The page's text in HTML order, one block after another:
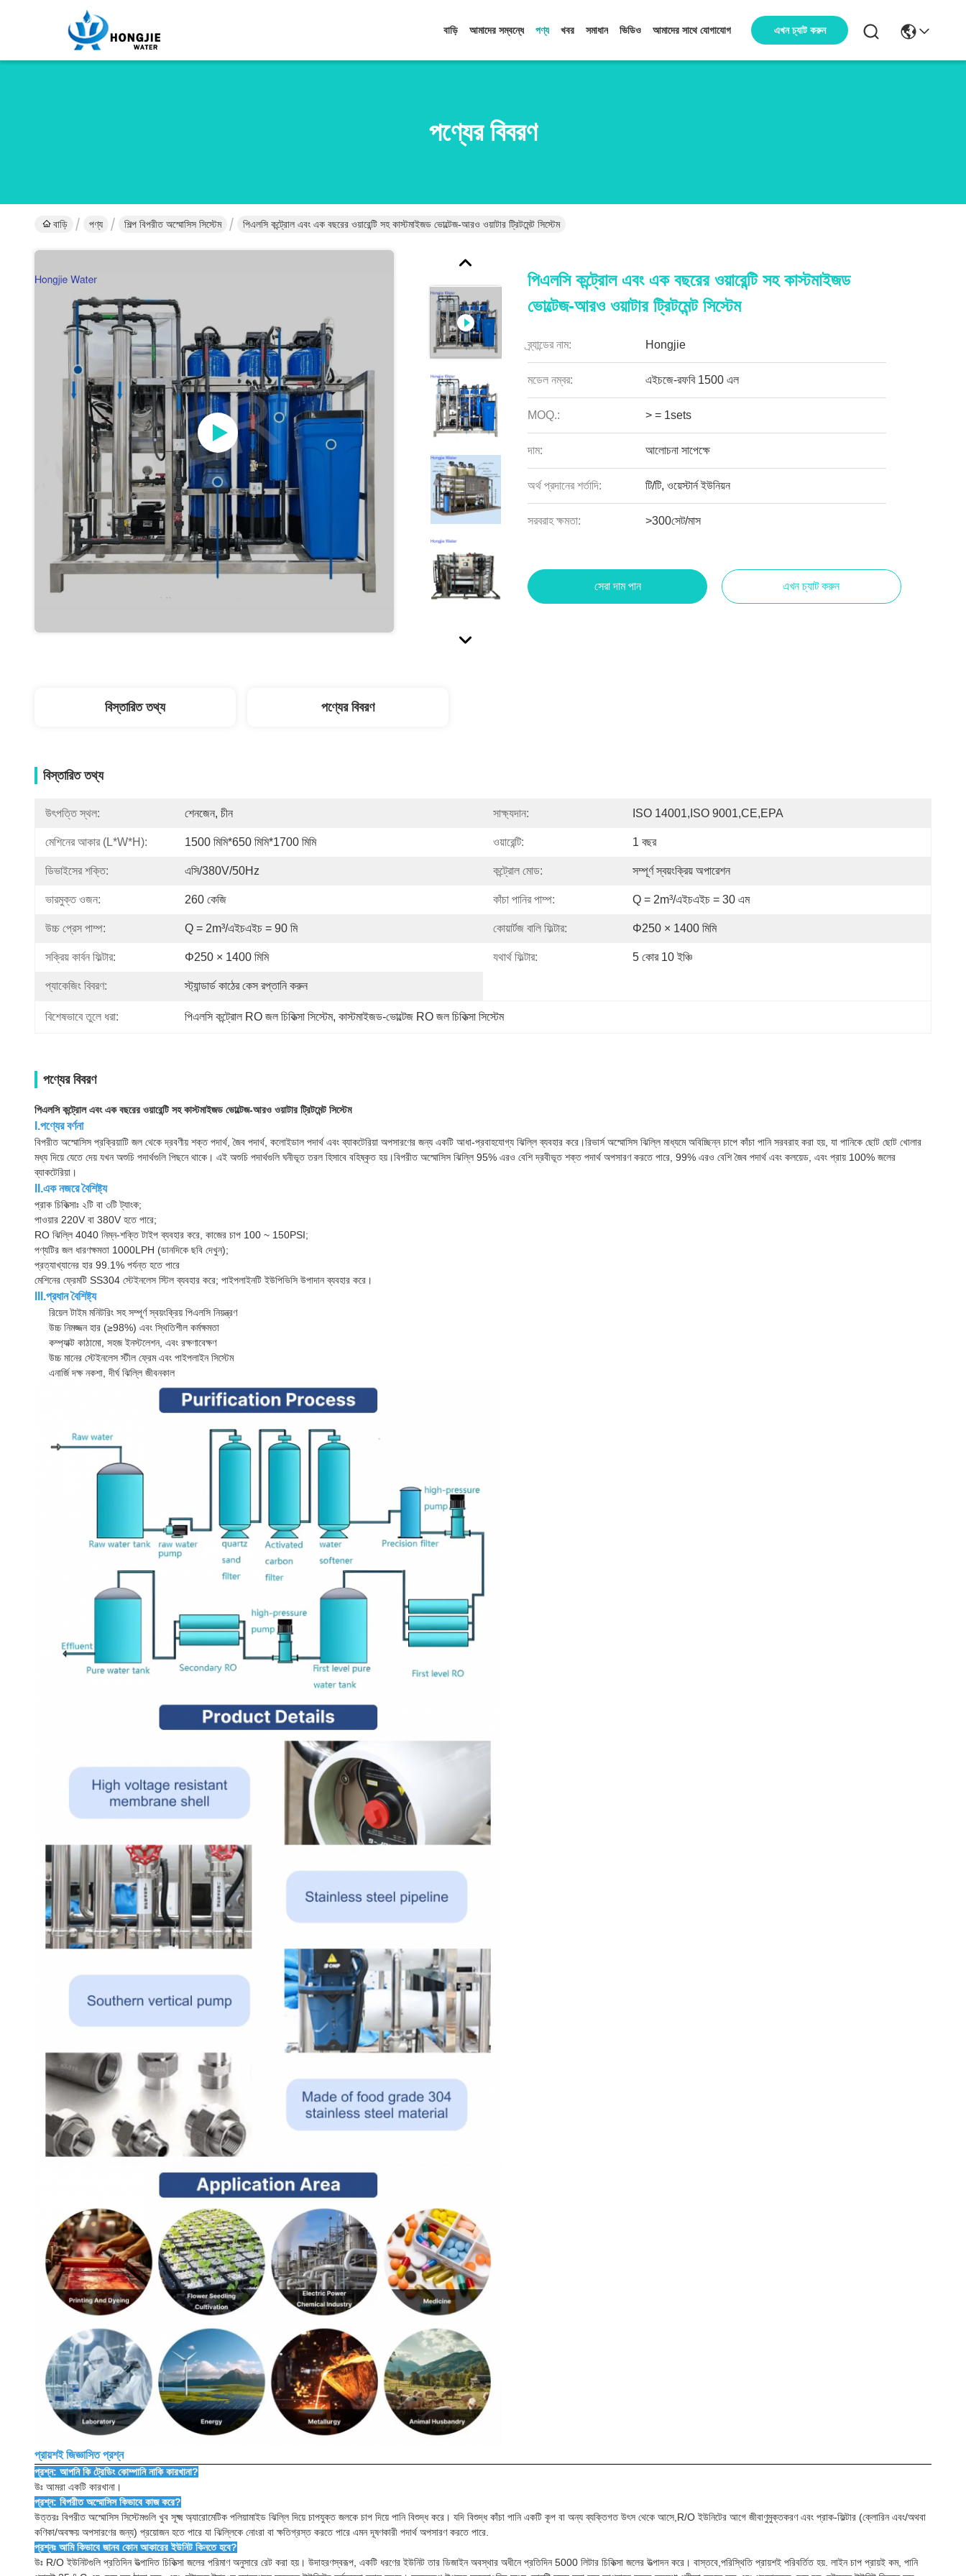
বাড়ি আমাদের সম্বন্ধে পণ্য খবর সমাধান ভিডিও আমাদের সাথে যোগাযোগ এখন চ্যাট করুন
পণ্যের বিবরণ
বাড়ি পণ্য শিল্প বিপরীত অস্মোসিস সিস্টেম পিএলসি কন্ট্রোল এবং এক বছরের ওয়ারেন্টি সহ কাস্টমাইজড ভোল্টেজ-আরও ওয়াটার ট্রিটমেন্ট সিস্টেম
পিএলসি কন্ট্রোল এবং এক বছরের ওয়ারেন্টি সহ কাস্টমাইজড
ভোল্টেজ-আরও ওয়াটার ট্রিটমেন্ট সিস্টেম
ব্র্যান্ডের নাম: Hongjie
মডেল নম্বর: এইচজে-রফবি 1500 এল
MOQ.: > = 1sets
দাম: আলোচনা সাপেক্ষে
অর্থ প্রদানের শর্তাদি: টি/টি, ওয়েস্টার্ন ইউনিয়ন
সরবরাহ ক্ষমতা: >300সেট/মাস
সেরা দাম পান এখন চ্যাট করুন
বিস্তারিত তথ্য পণ্যের বিবরণ
বিস্তারিত তথ্য
উৎপত্তি স্থল: শেনজেন, চীন সাক্ষ্যদান: ISO 14001,ISO 9001,CE,EPA
মেশিনের আকার (L*W*H): 1500 মিমি*650 মিমি*1700 মিমি ওয়ারেন্টি: 1 বছর
ডিভাইসের শক্তি: এসি/380V/50Hz কন্ট্রোল মোড: সম্পূর্ণ স্বয়ংক্রিয় অপারেশন
ভারমুক্ত ওজন: 260 কেজি কাঁচা পানির পাম্প: Q = 2m³/এইচএইচ = 30 এম
উচ্চ প্রেস পাম্প: Q = 2m³/এইচএইচ = 90 মি কোয়ার্টজ বালি ফিল্টার: Φ250 × 1400 মিমি
সক্রিয় কার্বন ফিল্টার: Φ250 × 1400 মিমি যথার্থ ফিল্টার: 5 কোর 10 ইঞ্চি
প্যাকেজিং বিবরণ: স্ট্যান্ডার্ড কাঠের কেস রপ্তানি করুন
বিশেষভাবে তুলে ধরা: পিএলসি কন্ট্রোল RO জল চিকিত্সা সিস্টেম, কাস্টমাইজড-ভোল্টেজ RO জল চিকিত্সা সিস্টেম
পণ্যের বিবরণ
পিএলসি কন্ট্রোল এবং এক বছরের ওয়ারেন্টি সহ কাস্টমাইজড ভোল্টেজ-আরও ওয়াটার ট্রিটমেন্ট সিস্টেম
I.পণ্যের বর্ণনা
বিপরীত অস্মোসিস প্রক্রিয়াটি জল থেকে দ্রবণীয় শক্ত পদার্থ, জৈব পদার্থ, কলোইডাল পদার্থ এবং ব্যাকটেরিয়া অপসারণের জন্য একটি আধা-প্রবাহযোগ্য ঝিল্লি ব্যবহার করে।রিভার্স অস্মোসিস ঝিল্লি মাধ্যমে অবিচ্ছিন্ন চাপে কাঁচা পানি সরবরাহ করা হয়, যা পানিকে ছোট ছোট খোলার
মধ্য দিয়ে যেতে দেয় যখন অশুচি পদার্থগুলি পিছনে থাকে। এই অশুচি পদার্থগুলি ঘনীভূত তরল হিসাবে বহিষ্কৃত হয়।বিপরীত অস্মোসিস ঝিল্লি 95% এরও বেশি দ্রবীভূত শক্ত পদার্থ অপসারণ করতে পারে, 99% এরও বেশি জৈব পদার্থ এবং কলয়েড, এবং প্রায় 100% জলের
ব্যাকটেরিয়া।
II.এক নজরে বৈশিষ্ট্য
প্রাক চিকিত্সাঃ ২টি বা ৩টি ট্যাংক;
পাওয়ার 220V বা 380V হতে পারে;
RO ঝিল্লি 4040 নিম্ন-শক্তি টাইপ ব্যবহার করে, কাজের চাপ 100 ~ 150PSI;
পণ্যটির জল ধারণক্ষমতা 1000LPH (ডানদিকে ছবি দেখুন);
প্রত্যাখ্যানের হার 99.1% পর্যন্ত হতে পারে
মেশিনের ফ্রেমটি SS304 স্টেইনলেস স্টিল ব্যবহার করে; পাইপলাইনটি ইউপিভিসি উপাদান ব্যবহার করে।
III.প্রধান বৈশিষ্ট্য
রিয়েল টাইম মনিটরিং সহ সম্পূর্ণ স্বয়ংক্রিয় পিএলসি নিয়ন্ত্রণ
উচ্চ নিমজ্জন হার (≥98%) এবং স্থিতিশীল কর্মক্ষমতা
কম্প্যাক্ট কাঠামো, সহজ ইনস্টলেশন, এবং রক্ষণাবেক্ষণ
উচ্চ মানের স্টেইনলেস স্টীল ফ্রেম এবং পাইপলাইন সিস্টেম
এনার্জি দক্ষ নকশা, দীর্ঘ ঝিল্লি জীবনকাল
প্রায়শই জিজ্ঞাসিত প্রশ্ন
প্রশ্ন: আপনি কি ট্রেডিং কোম্পানি নাকি কারখানা?
উঃ আমরা একটি কারখানা।
প্রশ্ন: বিপরীত অস্মোসিস কিভাবে কাজ করে?
উত্তরঃ বিপরীত অস্মোসিস সিস্টেমগুলি খুব সূক্ষ্ম অ্যারোমেটিক পলিয়ামাইড ঝিল্লি দিয়ে চাপযুক্ত জলকে চাপ দিয়ে পানি বিশুদ্ধ করে। যদি বিশুদ্ধ কাঁচা পানি একটি কূপ বা অন্য ব্যক্তিগত উৎস থেকে আসে,R/O ইউনিটের আগে জীবাণুমুক্তকরণ এবং প্রাক-ফিল্টার (ক্লোরিন এবং/অথবা
কণিকা/অবক্ষয় অপসারণের জন্য) প্রয়োজন হতে পারে যা ঝিল্লিকে নোংরা বা ক্ষতিগ্রস্ত করতে পারে এমন দূষণকারী পদার্থ অপসারণ করতে পারে.
প্রশ্নঃ আমি কিভাবে জানব কোন আকারের ইউনিট কিনতে হবে?
উঃ R/O ইউনিটগুলি প্রতিদিন উত্পাদিত চিকিত্সা জলের পরিমাণ অনুসারে রেট করা হয়। উদাহরণস্বরূপ, একটি ধরণের ইউনিট তার ডিজাইন অবস্থার অধীনে প্রতিদিন 5000 লিটার চিকিত্সা জলের উত্পাদন করে। বাস্তবে,পরিস্থিতি প্রায়শই পরিবর্তিত হয়. লাইন চাপ প্রায়ই কম, পানি